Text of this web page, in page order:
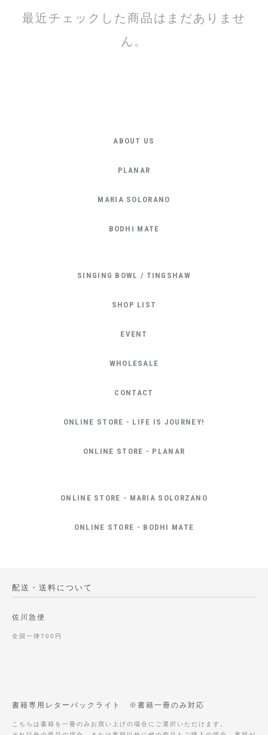
最近チェックした商品はまだありませ
ん。
ABOUT US
PLANAR
MARIA SOLORANO
BODHI MATE
SINGING BOWL / TINGSHAW
SHOP LIST
EVENT
WHOLESALE
CONTACT
ONLINE STORE - LIFE IS JOURNEY!
ONLINE STORE - PLANAR
ONLINE STORE - MARIA SOLORZANO
ONLINE STORE - BODHI MATE
配送・送料について
佐川急便
全国一律700円
書籍専用レターパックライト ※書籍一冊のみ対応
こちらは書籍を一冊のみお買い上げの場合にご選択いただけます。